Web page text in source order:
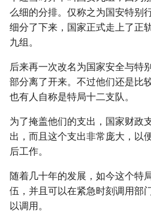
么细的分排。仅称之为国安特别
细分了下来，国家正式走上了正
九组。
后来再一次改名为国家安全与特
部分离了开来。不过他们还是比
也有人自称是特局十二支队。
为了掩盖他们的支出，国家财政
出，而且这个支出非常庞大，以
后工作。
随着几十年的发展，如今这个特
伍，并且可以在紧急时刻调用部
以调用。